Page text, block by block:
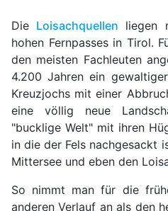
Die Loisachquellen liegen
hohen Fernpasses in Tirol.
den meisten Fachleuten
4.200 Jahren ein
Kreuzjochs mit einer
eine völlig neue
"bucklige Welt" mit ihren
in die der Fels nachgesackt
Mittersee und eben den
So nimmt man für die
anderen Verlauf an als den